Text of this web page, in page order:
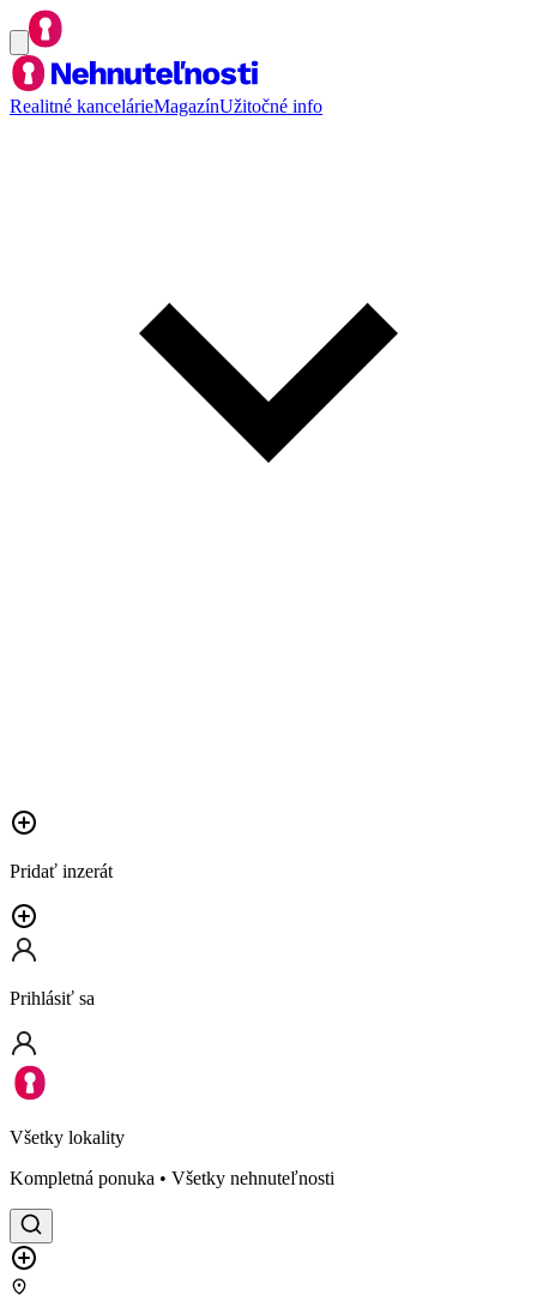
Realitné kancelárieMagazínUžitočné info
Pridať inzerát
Prihlásiť sa
Všetky lokality
Kompletná ponuka • Všetky nehnuteľnosti